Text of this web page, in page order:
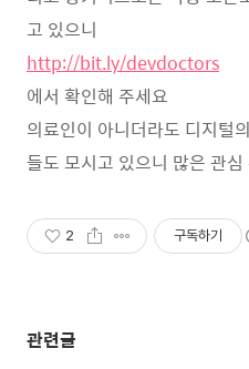
고 있으니
http://bit.ly/devdoctors
에서 확인해 주세요
의료인이 아니더라도 디지털
들도 모시고 있으니 많은 관
2 구독하기
관련글